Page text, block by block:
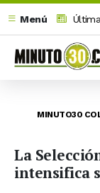
Menú
MINUTO30
La
intensifica